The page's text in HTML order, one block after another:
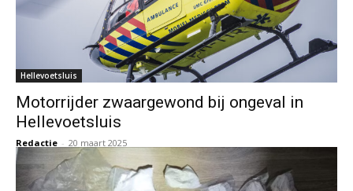
Hellevoetsluis
Motorrijder zwaargewond bij ongeval in
Hellevoetsluis
Redactie - 20 maart 2025